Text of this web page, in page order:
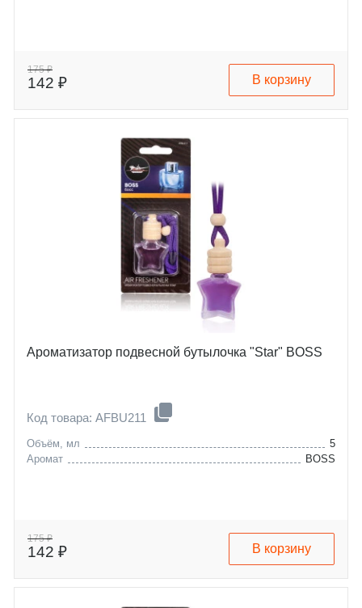
175 ₽
142 ₽ В корзину
Ароматизатор подвесной бутылочка "Star" BOSS
Код товара: AFBU211
Объём, мл
5
Аромат
BOSS
175 ₽
142 ₽ В корзину